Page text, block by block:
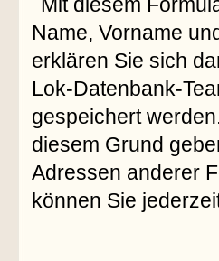
Name, Vorname
erklären Sie sich
Lok-Datenbank-
gespeichert
diesem Grund
Adressen anderer
können Sie